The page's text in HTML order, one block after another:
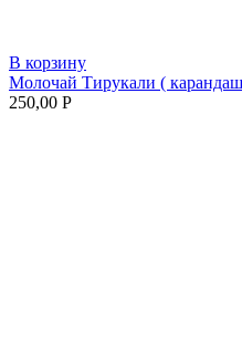
В корзину
Молочай Тирукали (
250,00 Р